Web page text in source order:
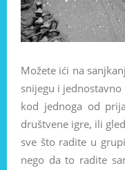
Možete ići na
snijegu i
kod jednoga od
društvene igre, ili
sve što radite u
nego da to radite